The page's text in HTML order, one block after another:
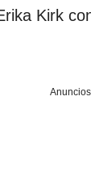
Kirk
Anuncios